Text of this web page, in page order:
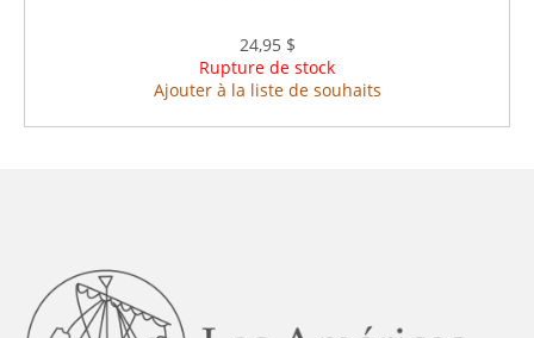
24,95 $
Rupture de stock
Ajouter à la liste de souhaits